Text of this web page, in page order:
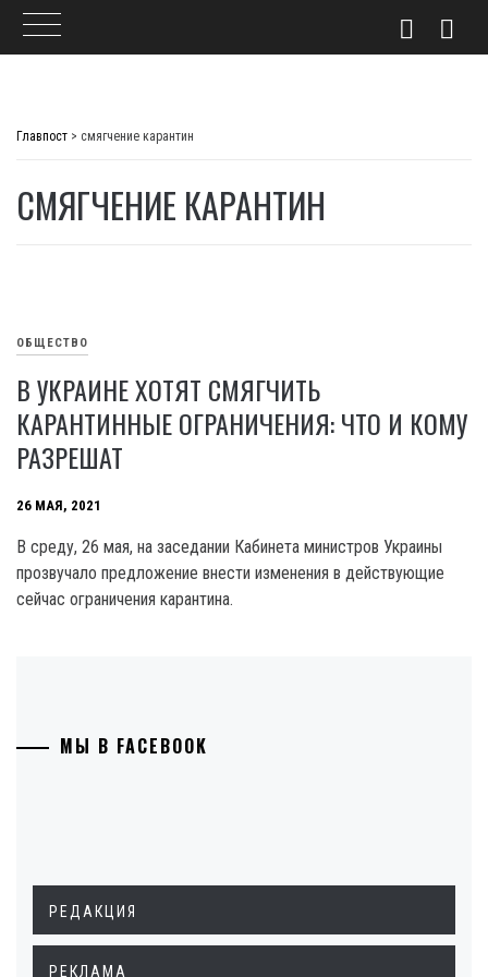
Главпост > смягчение карантин
СМЯГЧЕНИЕ КАРАНТИН
ОБЩЕСТВО
В УКРАИНЕ ХОТЯТ СМЯГЧИТЬ
КАРАНТИННЫЕ ОГРАНИЧЕНИЯ: ЧТО И КОМУ
РАЗРЕШАТ
26 МАЯ, 2021
В среду, 26 мая, на заседании Кабинета министров Украины
прозвучало предложение внести изменения в действующие
сейчас ограничения карантина.
МЫ В FACEBOOK
РЕДАКЦИЯ
РЕКЛАМА